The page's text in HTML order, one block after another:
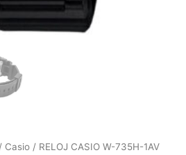
/ Casio / RELOJ CASIO W-735H-1AV